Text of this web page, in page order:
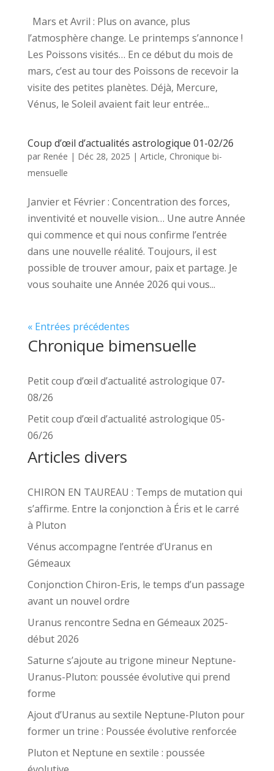
Mars et Avril : Plus on avance, plus
l’atmosphère change. Le printemps s’annonce !
Les Poissons visités… En ce début du mois de
mars, c’est au tour des Poissons de recevoir la
visite des petites planètes. Déjà, Mercure,
Vénus, le Soleil avaient fait leur entrée...
Coup d’œil d’actualités astrologique 01-02/26
par Renée | Déc 28, 2025 | Article, Chronique bi-
mensuelle
Janvier et Février : Concentration des forces,
inventivité et nouvelle vision… Une autre Année
qui commence et qui nous confirme l’entrée
dans une nouvelle réalité. Toujours, il est
possible de trouver amour, paix et partage. Je
vous souhaite une Année 2026 qui vous...
« Entrées précédentes
Chronique bimensuelle
Petit coup d’œil d’actualité astrologique 07-
08/26
Petit coup d’œil d’actualité astrologique 05-
06/26
Articles divers
CHIRON EN TAUREAU : Temps de mutation qui
s’affirme. Entre la conjonction à Éris et le carré
à Pluton
Vénus accompagne l’entrée d’Uranus en
Gémeaux
Conjonction Chiron-Eris, le temps d’un passage
avant un nouvel ordre
Uranus rencontre Sedna en Gémeaux 2025-
début 2026
Saturne s’ajoute au trigone mineur Neptune-
Uranus-Pluton: poussée évolutive qui prend
forme
Ajout d’Uranus au sextile Neptune-Pluton pour
former un trine : Poussée évolutive renforcée
Pluton et Neptune en sextile : poussée